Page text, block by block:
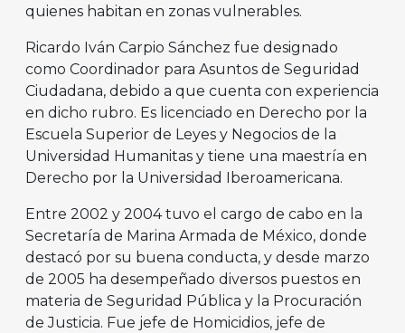
quienes habitan en zonas vulnerables.
Ricardo Iván Carpio Sánchez fue designado
como Coordinador para Asuntos de Seguridad
Ciudadana, debido a que cuenta con experiencia
en dicho rubro. Es licenciado en Derecho por la
Escuela Superior de Leyes y Negocios de la
Universidad Humanitas y tiene una maestría en
Derecho por la Universidad Iberoamericana.
Entre 2002 y 2004 tuvo el cargo de cabo en la
Secretaría de Marina Armada de México, donde
destacó por su buena conducta, y desde marzo
de 2005 ha desempeñado diversos puestos en
materia de Seguridad Pública y la Procuración
de Justicia. Fue jefe de Homicidios, jefe de